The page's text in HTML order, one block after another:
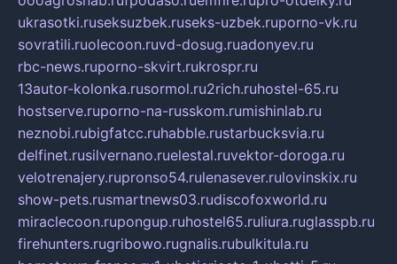
ukrasotki.ruseksuzbek.ruseks-uzbek.ruporno-vk.ru
sovratili.ruolecoon.ruvd-dosug.ruadonyev.ru
rbc-news.ruporno-skvirt.rukrospr.ru
13autor-kolonka.rusormol.ru2rich.ruhostel-65.ru
hostserve.ruporno-na-russkom.rumishinlab.ru
neznobi.rubigfatcc.ruhabble.rustarbucksvia.ru
delfinet.rusilvernano.ruelestal.ruvektor-doroga.ru
velotrenajery.rupronso54.rulenasever.rulovinskix.ru
show-pets.rusmartnews03.rudiscofoxworld.ru
miraclecoon.rupongup.ruhostel65.ruliura.ruglasspb.ru
firehunters.rugribowo.rugnalis.rubulkitula.ru